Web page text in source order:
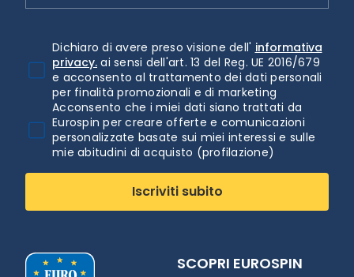
Dichiaro di avere preso visione dell' informativa
privacy. ai sensi dell'art. 13 del Reg. UE 2016/679
e acconsento al trattamento dei dati personali
per finalità promozionali e di marketing
Acconsento che i miei dati siano trattati da
Eurospin per creare offerte e comunicazioni
personalizzate basate sui miei interessi e sulle
mie abitudini di acquisto (profilazione)
Iscriviti subito
SCOPRI EUROSPIN